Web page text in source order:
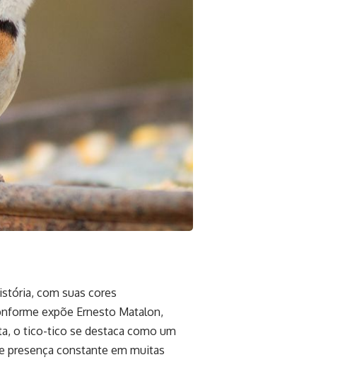
com suas cores
expõe Ernesto Matalon,
o tico-tico se destaca como um
presença constante em muitas